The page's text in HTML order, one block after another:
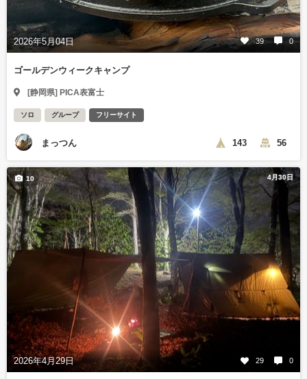
2026年5月04日 39 0
ゴールデンウィークキャンプ
[静岡県] PICA表富士
ソロ グループ フリーサイト
まっつん 143 56
4月30日
2026年4月29日 29 0
10